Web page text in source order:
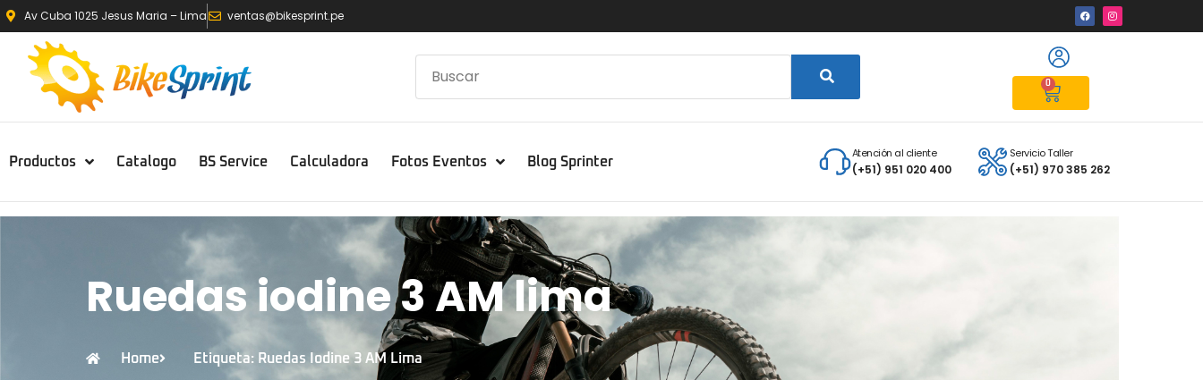
Av Cuba 1025 Jesus Maria – Lima ventas@bikesprint.pe
0
Productos Catalogo BS Service Calculadora Fotos Eventos Blog Sprinter
Atención al cliente
(+51) 951 020 400
Servicio Taller
(+51) 970 385 262
Ruedas iodine 3 AM lima
Home Etiqueta: Ruedas Iodine 3 AM Lima